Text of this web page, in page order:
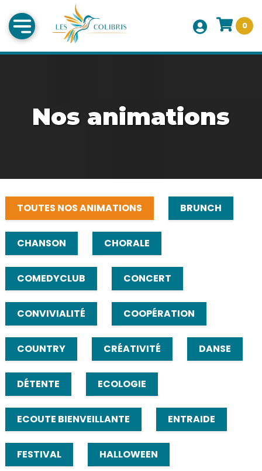
0
Nos animations
TOUTES NOS ANIMATIONS BRUNCH
CHANSON CHORALE
COMEDYCLUB CONCERT
CONVIVIALITÉ COOPÉRATION
COUNTRY CRÉATIVITÉ DANSE
DÉTENTE ECOLOGIE
ECOUTE BIENVEILLANTE ENTRAIDE
FESTIVAL HALLOWEEN